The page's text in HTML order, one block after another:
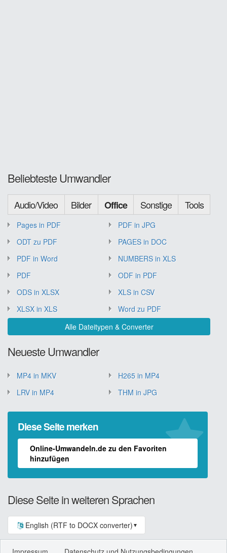
Beliebteste Umwandler
Audio/Video Bilder Office Sonstige Tools
Pages in PDF
PDF in JPG
ODT zu PDF
PAGES in DOC
PDF in Word
NUMBERS in XLS
PDF
ODF in PDF
ODS in XLSX
XLS in CSV
XLSX in XLS
Word zu PDF
Alle Dateitypen & Converter
Neueste Umwandler
MP4 in MKV
H265 in MP4
LRV in MP4
THM in JPG
Diese Seite merken
Online-Umwandeln.de zu den Favoriten
hinzufügen
Diese Seite in weiteren Sprachen
English (RTF to DOCX converter) ▼